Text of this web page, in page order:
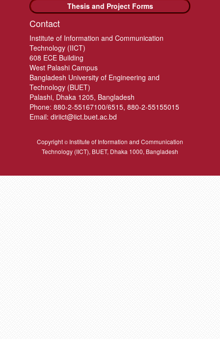
Thesis and Project Forms
Contact
Institute of Information and Communication
Technology (IICT)
608 ECE Building
West Palashi Campus
Bangladesh University of Engineering and
Technology (BUET)
Palashi, Dhaka 1205, Bangladesh
Phone: 880-2-55167100/6515, 880-2-55155015
Email: diriict@iict.buet.ac.bd
Copyright ©Institute of Information and Communication
Technology (IICT), BUET, Dhaka 1000, Bangladesh